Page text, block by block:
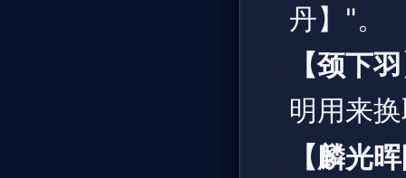
丹】"。
【颈下
明用来
【麟光